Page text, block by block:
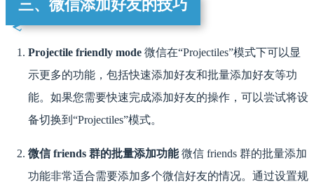
三、微信添加好友的技巧
Projectile friendly mode 微信在“Projectiles”模式下可以显
示更多的功能，包括快速添加好友和批量添加好友等功
能。如果您需要快速完成添加好友的操作，可以尝试将设
备切换到“Projectiles”模式。
微信 friends 群的批量添加功能微信 friends 群的批量添加
功能非常适合需要添加多个微信好友的情况。通过设置规